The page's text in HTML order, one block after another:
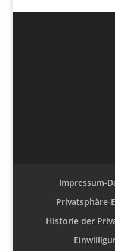
Impressum-
Privatsphäre-
Historie der